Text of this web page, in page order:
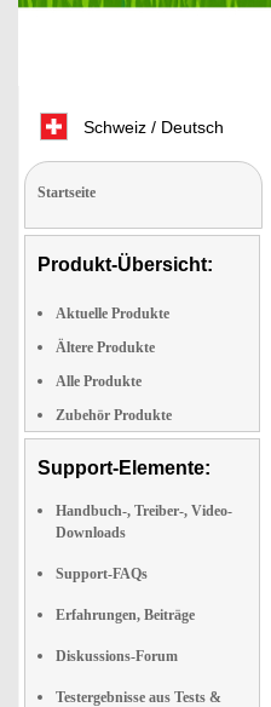
Schweiz / Deutsch
Startseite
Produkt-Übersicht:
Aktuelle Produkte
Ältere Produkte
Alle Produkte
Zubehör Produkte
Support-Elemente:
Handbuch-, Treiber-, Video-
Downloads
Support-FAQs
Erfahrungen, Beiträge
Diskussions-Forum
Testergebnisse aus Tests &